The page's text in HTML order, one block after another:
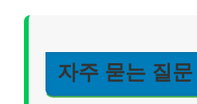
자주 묻는 질문